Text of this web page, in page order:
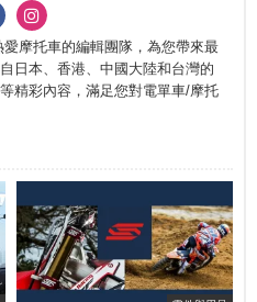
摩托車的編輯團隊，為您帶來最
日本、香港、中國大陸和台灣的
精彩內容，滿足您對電單車/摩托